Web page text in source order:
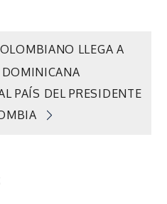
LLEGA A
DOMINICANA
PAÍS DEL PRESIDENTE